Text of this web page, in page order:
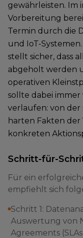
gewährleisten. Im
Vorbereitung
Termin durch die
und IoT-
stellt sicher, dass
abgeholt werden
operativen
sollte dabei
verlaufen: von der
harten Fakten der
konkreten
Schritt-für-
Für ein
empfiehlt sich
Schritt 1:
Auswertung von
Agreements